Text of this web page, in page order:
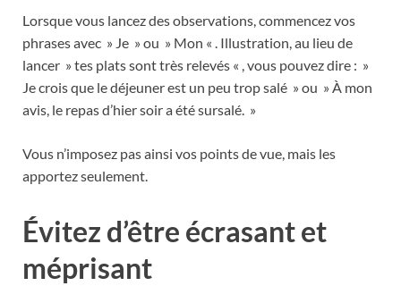
Lorsque vous lancez des observations, commencez vos
phrases avec » Je » ou » Mon « . Illustration, au lieu de
lancer » tes plats sont très relevés « , vous pouvez dire : »
Je crois que le déjeuner est un peu trop salé » ou » À mon
avis, le repas d’hier soir a été sursalé. »
Vous n’imposez pas ainsi vos points de vue, mais les
apportez seulement.
Évitez d’être écrasant et
méprisant